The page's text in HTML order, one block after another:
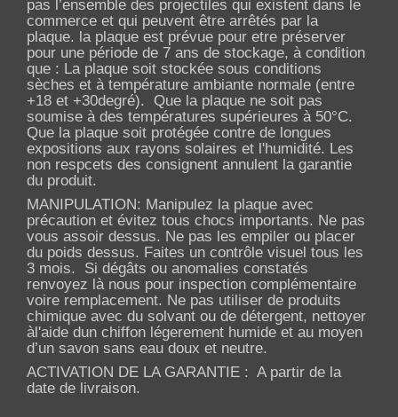
pas l’ensemble des projectiles qui existent dans le
commerce et qui peuvent être arrêtés par la
plaque. la plaque est prévue pour etre préserver
pour une période de 7 ans de stockage, à condition
que : La plaque soit stockée sous conditions
sèches et à température ambiante normale (entre
+18 et +30degré). Que la plaque ne soit pas
soumise à des températures supérieures à 50°C.
Que la plaque soit protégée contre de longues
expositions aux rayons solaires et l'humidité. Les
non respcets des consignent annulent la garantie
du produit.
MANIPULATION: Manipulez la plaque avec
précaution et évitez tous chocs importants. Ne pas
vous assoir dessus. Ne pas les empiler ou placer
du poids dessus. Faites un contrôle visuel tous les
3 mois. Si dégâts ou anomalies constatés
renvoyez là nous pour inspection complémentaire
voire remplacement. Ne pas utiliser de produits
chimique avec du solvant ou de détergent, nettoyer
àl'aide dun chiffon légerement humide et au moyen
d’un savon sans eau doux et neutre.
ACTIVATION DE LA GARANTIE : A partir de la
date de livraison.